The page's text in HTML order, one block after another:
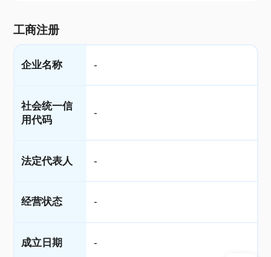
工商注册
企业名称 -
社会统一信
用代码
-
法定代表人 -
经营状态 -
成立日期 -